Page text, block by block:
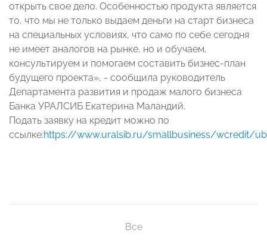
открыть свое дело. Особенностью продукта является
то, что мы не только выдаем деньги на старт бизнеса
на специальных условиях, что само по себе сегодня
не имеет аналогов на рынке, но и обучаем,
консультируем и помогаем составить бизнес-план
будущего проекта», - сообщила руководитель
Департамента развития и продаж малого бизнеса
Банка УРАЛСИБ Екатерина Маландий.
Подать заявку на кредит можно по
ссылке:https://www.uralsib.ru/smallbusiness/wcredit/
Все